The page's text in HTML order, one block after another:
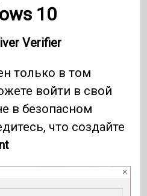
10
Verifier
только в том
войти в свой
в безопасном
что создайте